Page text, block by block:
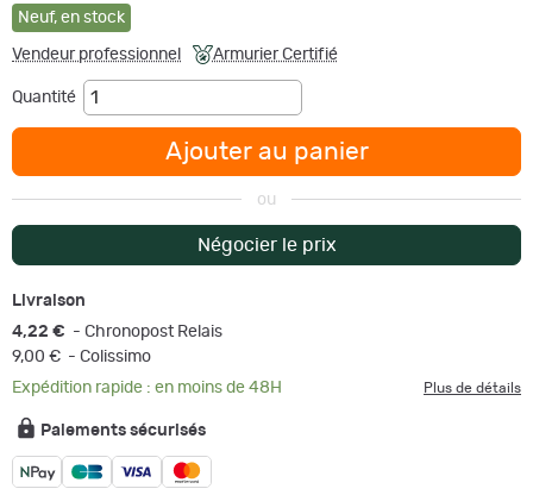
Neuf, en stock
Vendeur professionnel Armurier Certifié
Quantité
Ajouter au panier
ou
Négocier le prix
Livraison
4,22 € - Chronopost Relais
9,00 € - Colissimo
Expédition rapide : en moins de 48H
Plus de détails
Paiements sécurisés